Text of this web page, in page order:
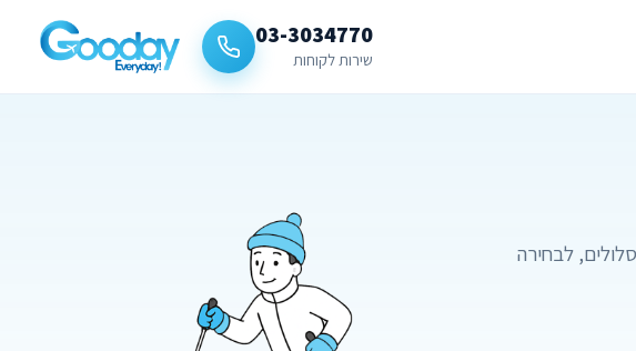
03-3034770
שירות לקוחות
לבחירה